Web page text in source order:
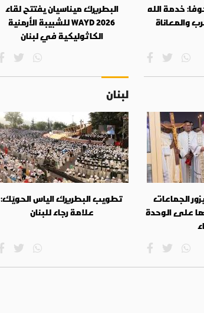
خدمة الله
والمعاناة
البطريرك ميناسيان يفتتح لقاء
WAYD 2026 للشبيبة الأرمنية
الكاثوليكية في لبنان
الجماعات
على الوحدة
لبنان
تطويب البطريرك الياس الحويّك:
علامة رجاء للبنان